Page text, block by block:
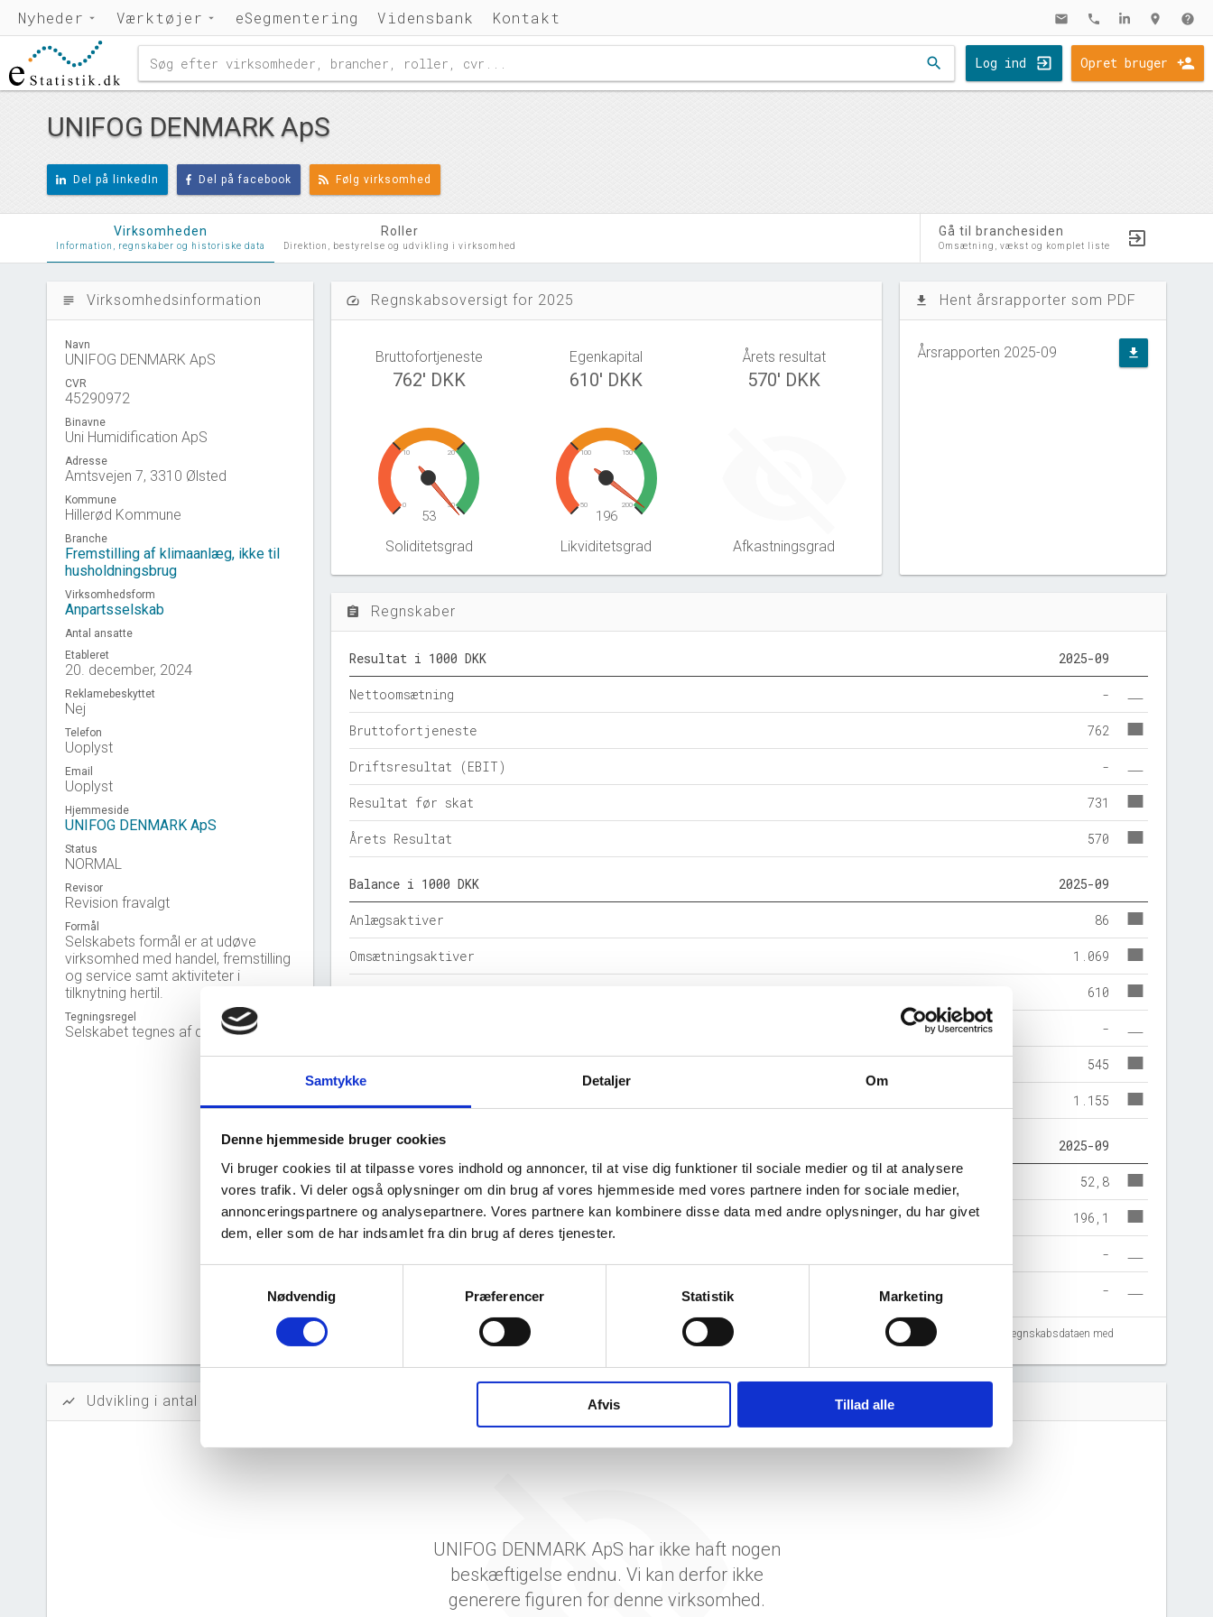
Samtykke Detaljer Om
Denne hjemmeside bruger cookies
Vi bruger cookies til at tilpasse vores indhold og annoncer, til at vise dig funktioner til sociale medier og til at analysere
vores trafik. Vi deler også oplysninger om din brug af vores hjemmeside med vores partnere inden for sociale medier,
annonceringspartnere og analysepartnere. Vores partnere kan kombinere disse data med andre oplysninger, du har givet
dem, eller som de har indsamlet fra din brug af deres tjenester.
Nødvendig
Præferencer Statistik Marketing
Afvis Tillad alle
Nyheder Værktøjer eSegmentering Vidensbank Kontakt mail phone location_on help
search Log ind Opret bruger
UNIFOG DENMARK ApS
Del på linkedIn Del på facebook Følg virksomhed
Virksomheden
Information, regnskaber og historiske data
Roller
Direktion, bestyrelse og udvikling i virksomhed
Gå til branchesiden
Omsætning, vækst og komplet liste
subject Virksomhedsinformation
Navn
UNIFOG DENMARK ApS
CVR
45290972
Binavne
Uni Humidification ApS
Adresse
Amtsvejen 7, 3310 Ølsted
Kommune
Hillerød Kommune
Branche
Fremstilling af klimaanlæg, ikke til
husholdningsbrug
Virksomhedsform
Anpartsselskab
Antal ansatte
Etableret
20. december, 2024
Reklamebeskyttet
Nej
Telefon
Uoplyst
Email
Uoplyst
Hjemmeside
UNIFOG DENMARK ApS
Status
NORMAL
Revisor
Revision fravalgt
Formål
Selskabets formål er at udøve
virksomhed med handel, fremstilling
og service samt aktiviteter i
tilknytning hertil.
Tegningsregel
Selskabet tegnes af direktionen.
speed Regnskabsoversigt for 2025
Bruttofortjeneste
762' DKK
Egenkapital
610' DKK
Årets resultat
570' DKK
0
10 20
30
53
Soliditetsgrad
50
100 150
200
196
Likviditetsgrad Afkastningsgrad
file_download Hent årsrapporter som PDF
Årsrapporten 2025-09 file_download
assignment Regnskaber
Resultat i 1000 DKK 2025-09
Nettoomsætning -
Bruttofortjeneste 762
Driftsresultat (EBIT) -
Resultat før skat 731
Årets Resultat 570
Balance i 1000 DKK 2025-09
Anlægsaktiver 86
Omsætningsaktiver 1.069
610
-
545
1.155
Nøgletal i % 2025-09
Soliditetsgrad 52,8
Likviditetsgrad 196,1
-
-
Tal fra erhvervsstyrelsens regnskabs-API. eStatistik henviser til Erhvervsstyrelsen ved eventuelle fejlregistreringer. Vi anbefaler at krydstjekke regnskabsdataen med
show_chart Udvikling i antal ansatte
UNIFOG DENMARK ApS har ikke haft nogen
beskæftigelse endnu. Vi kan derfor ikke
generere figuren for denne virksomhed.